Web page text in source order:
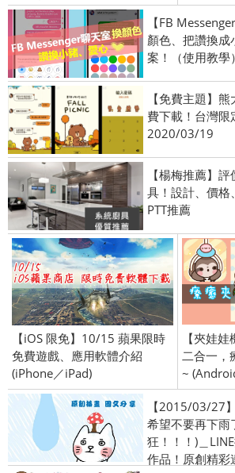
【FB
顏色、把讚換成
案！（使用教學）
【免費主題】
費下載！台灣限
2020/03/19
【楊梅推薦】
具！設計、價格
PTT推薦
【iOS 限免】10/15 蘋果限時
免費遊戲、應用軟體介紹
(iPhone／iPad)
【夾娃
二合一，
~
【2015/03/27
希望不要再下雨
狂！！！)＿
作品！原創精彩